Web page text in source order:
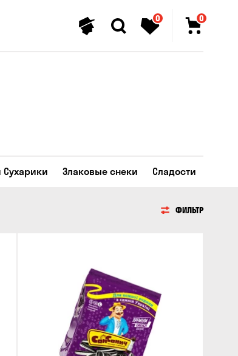
0 0
Сухарики Злаковые снеки Сладости
ФИЛЬТР